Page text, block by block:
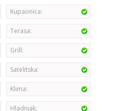
Kupaonica:
Terasa:
Grill:
Satelitska:
Klima:
Hladnjak: